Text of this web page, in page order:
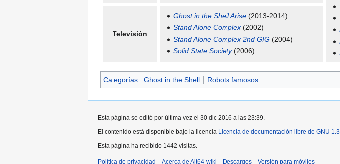
Televisión
Ghost in the Shell Arise (2013-2014)
Stand Alone Complex (2002)
Stand Alone Complex 2nd GIG (2004)
Solid State Society(2006)
Categorías: Ghost in the Shell Robots famosos
Esta página se editó por última vez el 30 dic 2016 a las 23:39.
El contenido está disponible bajo la licencia Licencia de documentación libre de GNU
Esta página ha recibido 1442 visitas.
Política de privacidad Acerca de Alt64-wiki Descargos Versión para móviles